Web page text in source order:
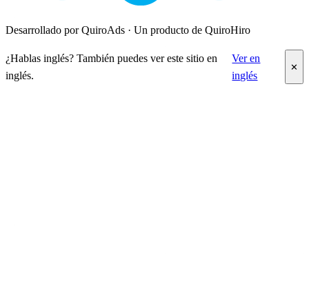
Desarrollado por QuiroAds · Un producto de QuiroHiro
¿Hablas inglés? También puedes ver este sitio en
inglés.
Ver en
inglés
✕